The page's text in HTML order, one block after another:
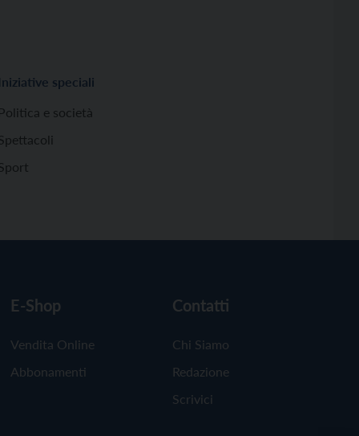
Iniziative speciali
Politica e società
E-Shop
Vendita Online
Abbonamenti
Contatti
Chi Siamo
Redazione
Scrivici